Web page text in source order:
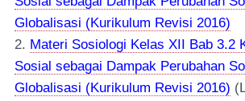
Globalisasi (Kurikulum Revisi 2016)
2. Materi Sosiologi Kelas XII Bab 3.2
Sosial sebagai Dampak Perubahan
Globalisasi (Kurikulum Revisi 2016)